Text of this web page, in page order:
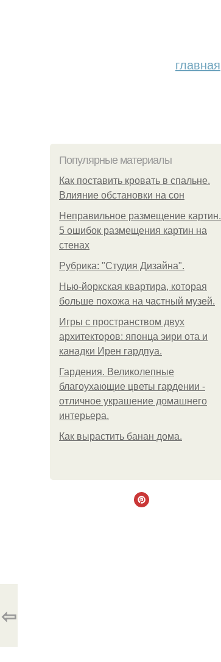
главная
Популярные материалы
Как поставить кровать в спальне.
Влияние обстановки на сон
Неправильное размещение картин.
5 ошибок размещения картин на
стенах
Рубрика: "Студия Дизайна".
Нью-йоркская квартира, которая
больше похожа на частный музей.
Игры с пространством двух
архитекторов: японца эири ота и
канадки Ирен гардпуа.
Гардения. Великолепные
благоухающие цветы гардении -
отличное украшение домашнего
интерьера.
Как вырастить банан дома.
⇦